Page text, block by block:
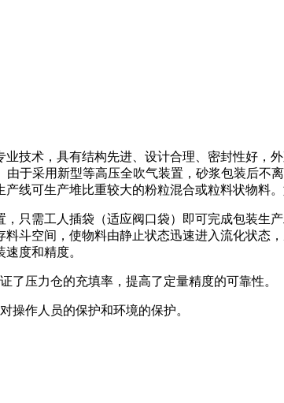
术，具有结构先进、设计合理、密封性好，外
于采用新型等高压全吹气装置，砂浆包装后
线可生产堆比重较大的粉粒混合或粒料状物料
需工人插袋（适应阀口袋）即可完成包装生
斗空间，使物料由静止状态迅速进入流化状态
度和精度。
压力仓的充填率，提高了定量精度的可靠性。
作人员的保护和环境的保护。